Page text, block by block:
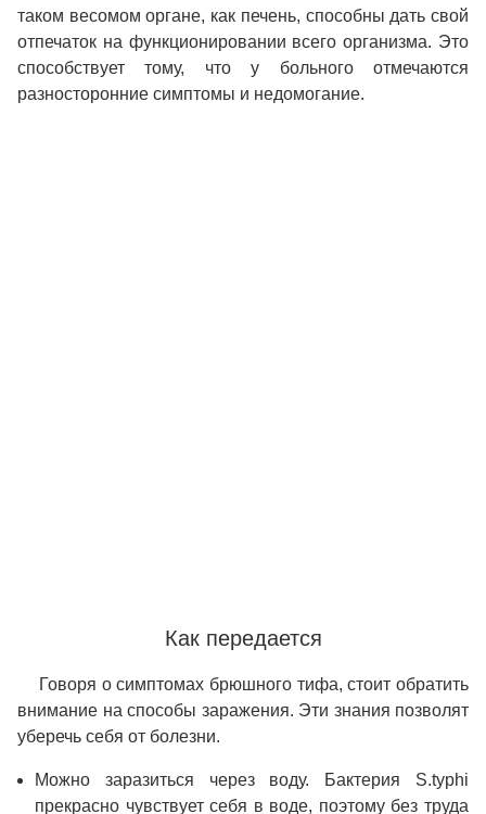
таком весомом органе, как печень, способны дать свой
отпечаток на функционировании всего организма. Это
способствует тому, что у больного отмечаются
разносторонние симптомы и недомогание.
Как передается
Говоря о симптомах брюшного тифа, стоит обратить
внимание на способы заражения. Эти знания позволят
уберечь себя от болезни.
Можно заразиться через воду. Бактерия S.typhi
прекрасно чувствует себя в воде, поэтому без труда